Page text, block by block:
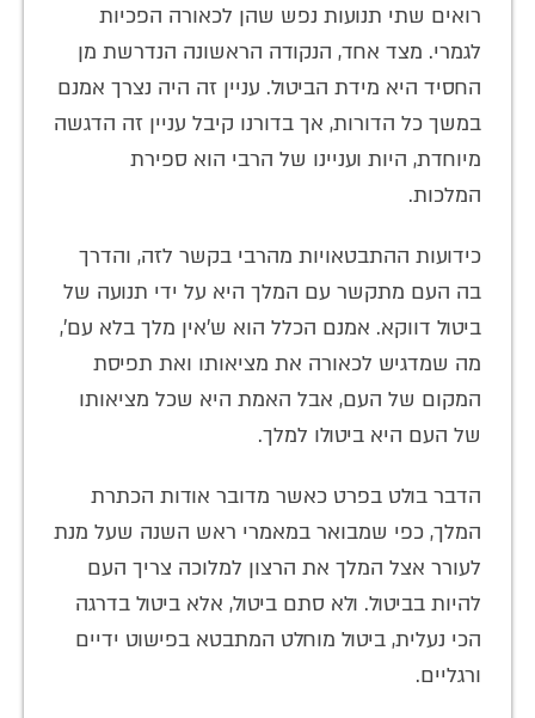
רואים שתי תנועות נפש שהן לכאורה הפכיות
לגמרי. מצד אחד, הנקודה הראשונה הנדרשת מן
החסיד היא מידת הביטול. עניין זה היה נצרך אמנם
במשך כל הדורות, אך בדורנו קיבל עניין זה הדגשה
מיוחדת, היות ועניינו של הרבי הוא ספירת
המלכות.
כידועות ההתבטאויות מהרבי בקשר לזה, והדרך
בה העם מתקשר עם המלך היא על ידי תנועה של
ביטול דווקא. אמנם הכלל הוא ש'אין מלך בלא עם',
מה שמדגיש לכאורה את מציאותו ואת תפיסת
המקום של העם, אבל האמת היא שכל מציאותו
של העם היא ביטולו למלך.
הדבר בולט בפרט כאשר מדובר אודות הכתרת
המלך, כפי שמבואר במאמרי ראש השנה שעל מנת
לעורר אצל המלך את הרצון למלוכה צריך העם
להיות בביטול. ולא סתם ביטול, אלא ביטול בדרגה
הכי נעלית, ביטול מוחלט המתבטא בפישוט ידיים
ורגליים.